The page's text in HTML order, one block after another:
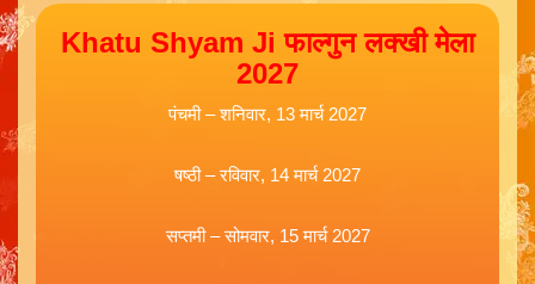
Khatu Shyam Ji फाल्गुन लक्खी मेला
2027
पंचमी – शनिवार, 13 मार्च 2027
षष्ठी – रविवार, 14 मार्च 2027
सप्तमी – सोमवार, 15 मार्च 2027